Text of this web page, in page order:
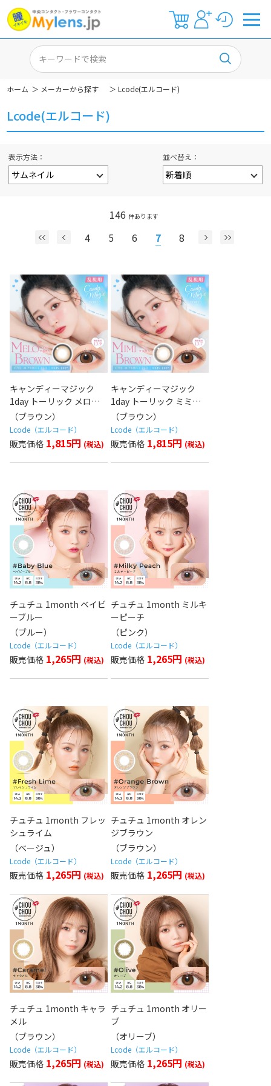
Lcode(エルコード)
並べ替え
表示方法
146 件あります
4 5 6 7 8
キャンディーマジック
1day トーリック メロブ
ラウン
（ブラウン）
Lcode（エルコード）
1,815円
キャンディーマジック
1day トーリック ミミブ
ラウン
（ブラウン）
Lcode（エルコード）
1,815円
チュチュ 1month ベイビ
ーブルー
（ブルー）
Lcode（エルコード）
1,265円
チュチュ 1month ミルキ
ーピーチ
（ピンク）
Lcode（エルコード）
1,265円
チュチュ 1month フレッ
シュライム
（ベージュ）
Lcode（エルコード）
1,265円
チュチュ 1month オレン
ジブラウン
（ブラウン）
Lcode（エルコード）
1,265円
チュチュ 1month キャラ
メル
（ブラウン）
Lcode（エルコード）
1,265円
チュチュ 1month オリー
ブ
（オリーブ）
Lcode（エルコード）
1,265円
ホーム ＞ メーカーから探す ＞ Lcode(エルコード)